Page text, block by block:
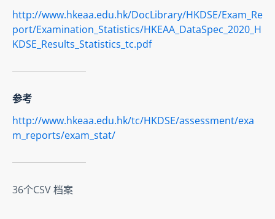
http://www.hkeaa.edu.hk/DocLibrary/HKDSE/Exam_Re
port/Examination_Statistics/HKEAA_DataSpec_2020_H
KDSE_Results_Statistics_tc.pdf
参考
http://www.hkeaa.edu.hk/tc/HKDSE/assessment/exa
m_reports/exam_stat/
36个CSV 档案